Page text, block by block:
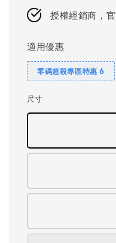
授權經銷商，
適用優惠
零碼超殺專區特惠 6
尺寸